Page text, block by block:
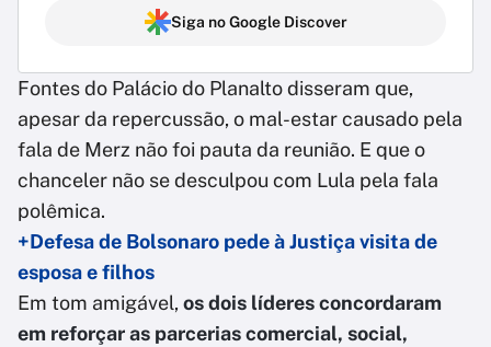
Siga no Google Discover
Fontes do Palácio do Planalto disseram que,
apesar da repercussão, o mal-estar causado pela
fala de Merz não foi pauta da reunião. E que o
chanceler não se desculpou com Lula pela fala
polêmica.
+Defesa de Bolsonaro pede à Justiça visita de
esposa e filhos
Em tom amigável, os dois líderes concordaram
em reforçar as parcerias comercial, social,